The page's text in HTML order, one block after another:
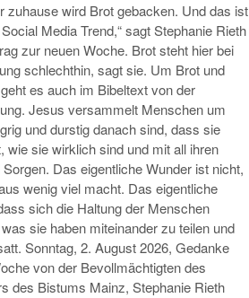
zuhause wird Brot gebacken. Und das ist
Media Trend,“ sagt Stephanie Rieth
zur neuen Woche. Brot steht hier bei
schlechthin, sagt sie. Um Brot und
es auch im Bibeltext von der
Jesus versammelt Menschen um
und durstig danach sind, dass sie
wie sie wirklich sind und mit all ihren
Das eigentliche Wunder ist nicht,
wenig viel macht. Das eigentliche
sich die Haltung der Menschen
sie haben miteinander zu teilen und
Sonntag, 2. August 2026, Gedanke
von der Bevollmächtigten des
des Bistums Mainz, Stephanie Rieth